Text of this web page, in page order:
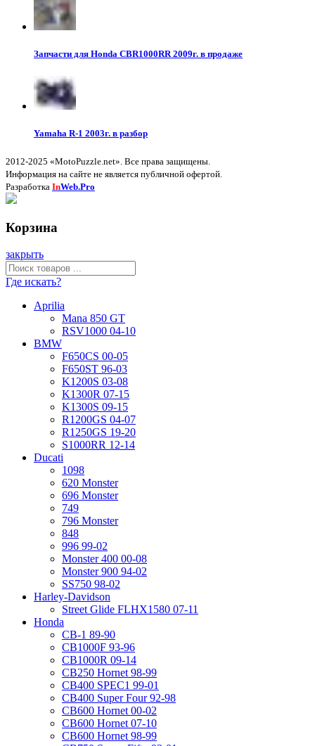
Запчасти для Honda CBR1000RR 2009г. в продаже
Yamaha R-1 2003г. в разбор
2012-2025 «MotoPuzzle.net». Все права защищены.
Информация на сайте не является публичной офертой.
Разработка InWeb.Pro
Корзина
закрыть
Где искать?
Aprilia
Mana 850 GT
RSV1000 04-10
BMW
F650CS 00-05
F650ST 96-03
K1200S 03-08
K1300R 07-15
K1300S 09-15
R1200GS 04-07
R1250GS 19-20
S1000RR 12-14
Ducati
1098
620 Monster
696 Monster
749
796 Monster
848
996 99-02
Monster 400 00-08
Monster 900 94-02
SS750 98-02
Harley-Davidson
Street Glide FLHX1580 07-11
Honda
CB-1 89-90
CB1000F 93-96
CB1000R 09-14
CB250 Hornet 98-99
CB400 SPEC1 99-01
CB400 Super Four 92-98
CB600 Hornet 00-02
CB600 Hornet 07-10
CB600 Hornet 98-99